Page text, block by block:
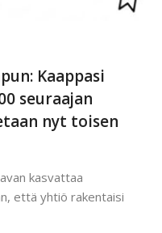
Kaappasi
seuraajan
nyt toisen
kasvattaa
että yhtiö rakentaisi